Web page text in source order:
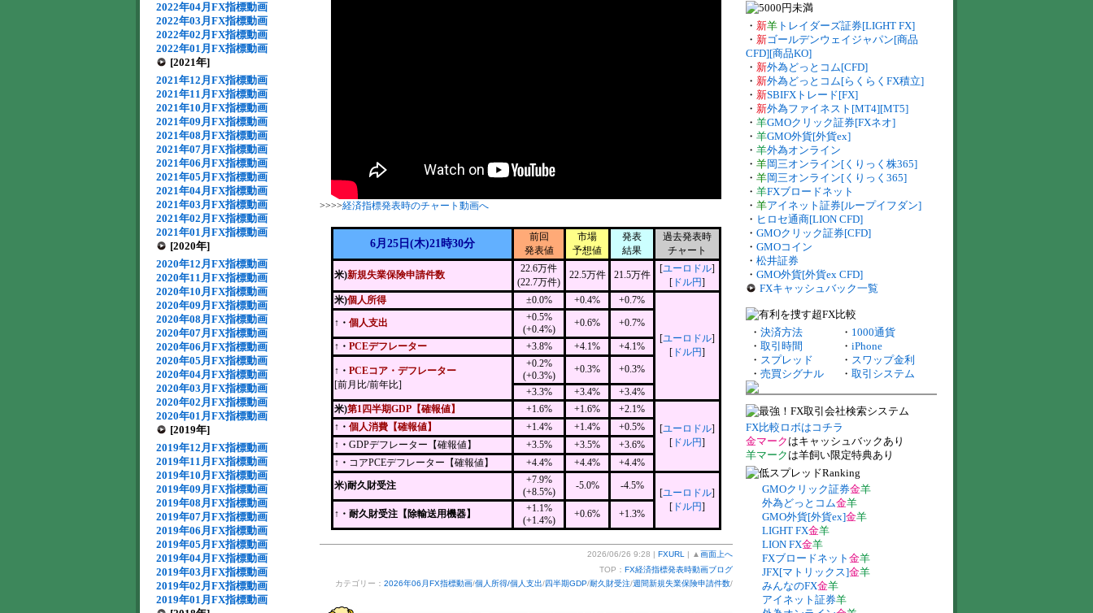
2022年04月FX指標動画
2022年03月FX指標動画
2022年02月FX指標動画
2022年01月FX指標動画
[2021年]
2021年12月FX指標動画
2021年11月FX指標動画
2021年10月FX指標動画
2021年09月FX指標動画
2021年08月FX指標動画
2021年07月FX指標動画
2021年06月FX指標動画
2021年05月FX指標動画
2021年04月FX指標動画
2021年03月FX指標動画
2021年02月FX指標動画
2021年01月FX指標動画
[2020年]
2020年12月FX指標動画
2020年11月FX指標動画
2020年10月FX指標動画
2020年09月FX指標動画
2020年08月FX指標動画
2020年07月FX指標動画
2020年06月FX指標動画
2020年05月FX指標動画
2020年04月FX指標動画
2020年03月FX指標動画
2020年02月FX指標動画
2020年01月FX指標動画
[2019年]
2019年12月FX指標動画
2019年11月FX指標動画
2019年10月FX指標動画
2019年09月FX指標動画
2019年08月FX指標動画
2019年07月FX指標動画
2019年06月FX指標動画
2019年05月FX指標動画
2019年04月FX指標動画
2019年03月FX指標動画
2019年02月FX指標動画
2019年01月FX指標動画
>>>>経済指標発表時のチャート動画へ
6月25日(木)21時30分
前回
発表値
市場
予想値
発表
結果
過去発表時
チャート
米)新規失業保険申請件数
22.6万件
(22.7万件)
22.5万件 21.5万件
[ユーロドル]
[ ドル円]
米)個人所得 ±0.0% +0.4% +0.7%
[ユーロドル]
[ ドル円]
↑・ 個人支出
+0.5%
(+0.4%)
+0.6% +0.7%
↑・ PCEデフレーター +3.8% +4.1% +4.1%
↑・ PCEコア・デフレーター
[前月比/前年比]
+0.2%
(+0.3%)
+0.3%
+0.3%
+3.3%
+3.4%
+3.4%
米)第1四半期GDP【確報値】 +1.6% +1.6%
+2.1%
[ユーロドル]
[ ドル円]
↑・ 個人消費【確報値】 +1.4% +1.4%
+0.5%
↑・ GDPデフレーター【確報値】 +3.5% +3.5%
+3.6%
↑・ コアPCEデフレーター【確報値】 +4.4% +4.4%
+4.4%
米)耐久財受注
+7.9%
(+8.5%)
-5.0% -4.5%
[ユーロドル]
[ ドル円]
↑ ・耐久財受注【除輸送用機器】
+1.1%
(+1.4%)
+0.6% +1.3%
2026/06/26 9:28 | FXURL | ▲ 画面上へ
TOP： FX経済指標発表時動画ブログ
カテゴリー： 2026年06月FX指標動画/個人所得/個人支出/四半期GDP/耐久財受注/週間新規失業保険申請件数/
・ 新羊 トレイダーズ証券[LIGHT FX]
・ 新ゴールデンウェイジャパン[商品
CFD][商品KO]
・ 新外為どっとコム[CFD]
・ 新外為どっとコム[らくらくFX積立]
・ 新SBIFXトレード[FX]
・ 新外為ファイネスト[MT4][MT5]
・ 羊GMOクリック証券[FXネオ]
・ 羊GMO外貨[外貨ex]
・ 羊外為オンライン
・ 羊岡三オンライン[くりっく株365]
・ 羊岡三オンライン[くりっく365]
・ 羊FXブロードネット
・ 羊アイネット証券[ループイフダン]
・ ヒロセ通商[LION CFD]
・ GMOクリック証券[CFD]
・ GMOコイン
・ 松井証券
・ GMO外貨[外貨ex CFD]
FXキャッシュバック一覧
・ 決済方法 ・ 1000通貨
・ 取引時間 ・ iPhone
・ スプレッド ・ スワップ金利
・ 売買シグナル ・ 取引システム
FX比較ロボはコチラ
金マーク はキャッシュバックあり
羊マーク は羊飼い限定特典あり
GMOクリック証券金羊
外為どっとコム金羊
GMO外貨[外貨ex]金羊
LIGHT FX金羊
LION FX金羊
FXブロードネット 金羊
JFX[マトリックス]金羊
みんなのFX金羊
アイネット証券羊